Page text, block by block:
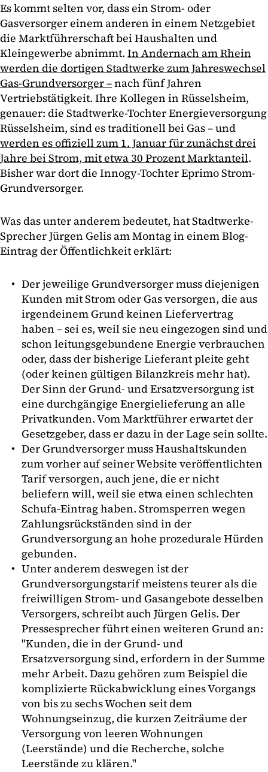
Es kommt selten vor, dass ein Strom- oder
Gasversorger einem anderen in einem Netzgebiet
die Marktführerschaft bei Haushalten und
Kleingewerbe abnimmt. In Andernach am Rhein
werden die dortigen Stadtwerke zum Jahreswechsel
Gas-Grundversorger –nach fünf Jahren
Vertriebstätigkeit. Ihre Kollegen in Rüsselsheim,
genauer: die Stadtwerke-Tochter Energieversorgung
Rüsselsheim, sind es traditionell bei Gas – und
werden es offiziell zum 1. Januar für zunächst drei
Jahre bei Strom, mit etwa 30 Prozent Marktanteil.
Bisher war dort die Innogy-Tochter Eprimo Strom-
Grundversorger.
Was das unter anderem bedeutet, hat Stadtwerke-
Sprecher Jürgen Gelis am Montag in einem Blog-
Eintrag der Öffentlichkeit erklärt:
Der jeweilige Grundversorger muss diejenigen
Kunden mit Strom oder Gas versorgen, die aus
irgendeinem Grund keinen Liefervertrag
haben – sei es, weil sie neu eingezogen sind und
schon leitungsgebundene Energie verbrauchen
oder, dass der bisherige Lieferant pleite geht
(oder keinen gültigen Bilanzkreis mehr hat).
Der Sinn der Grund- und Ersatzversorgung ist
eine durchgängige Energielieferung an alle
Privatkunden. Vom Marktführer erwartet der
Gesetzgeber, dass er dazu in der Lage sein sollte.
Der Grundversorger muss Haushaltskunden
zum vorher auf seiner Website veröffentlichten
Tarif versorgen, auch jene, die er nicht
beliefern will, weil sie etwa einen schlechten
Schufa-Eintrag haben. Stromsperren wegen
Zahlungsrückständen sind in der
Grundversorgung an hohe prozedurale Hürden
gebunden.
Unter anderem deswegen ist der
Grundversorgungstarif meistens teurer als die
freiwilligen Strom- und Gasangebote desselben
Versorgers, schreibt auch Jürgen Gelis. Der
Pressesprecher führt einen weiteren Grund an:
"Kunden, die in der Grund- und
Ersatzversorgung sind, erfordern in der Summe
mehr Arbeit. Dazu gehören zum Beispiel die
komplizierte Rückabwicklung eines Vorgangs
von bis zu sechs Wochen seit dem
Wohnungseinzug, die kurzen Zeiträume der
Versorgung von leeren Wohnungen
(Leerstände) und die Recherche, solche
Leerstände zu klären."